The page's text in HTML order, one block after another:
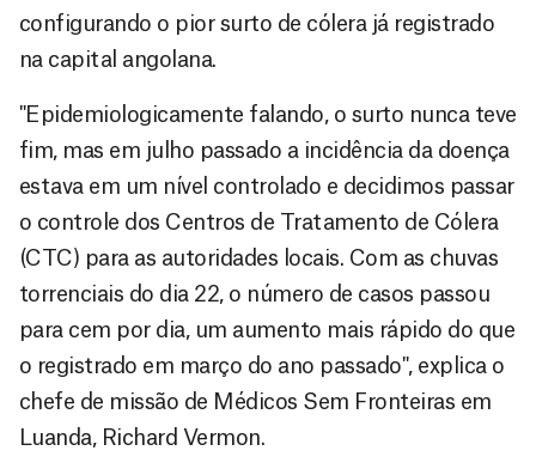
configurando o pior surto de cólera já registrado
na capital angolana.
"Epidemiologicamente falando, o surto nunca teve
fim, mas em julho passado a incidência da doença
estava em um nível controlado e decidimos passar
o controle dos Centros de Tratamento de Cólera
(CTC) para as autoridades locais. Com as chuvas
torrenciais do dia 22, o número de casos passou
para cem por dia, um aumento mais rápido do que
o registrado em março do ano passado", explica o
chefe de missão de Médicos Sem Fronteiras em
Luanda, Richard Vermon.